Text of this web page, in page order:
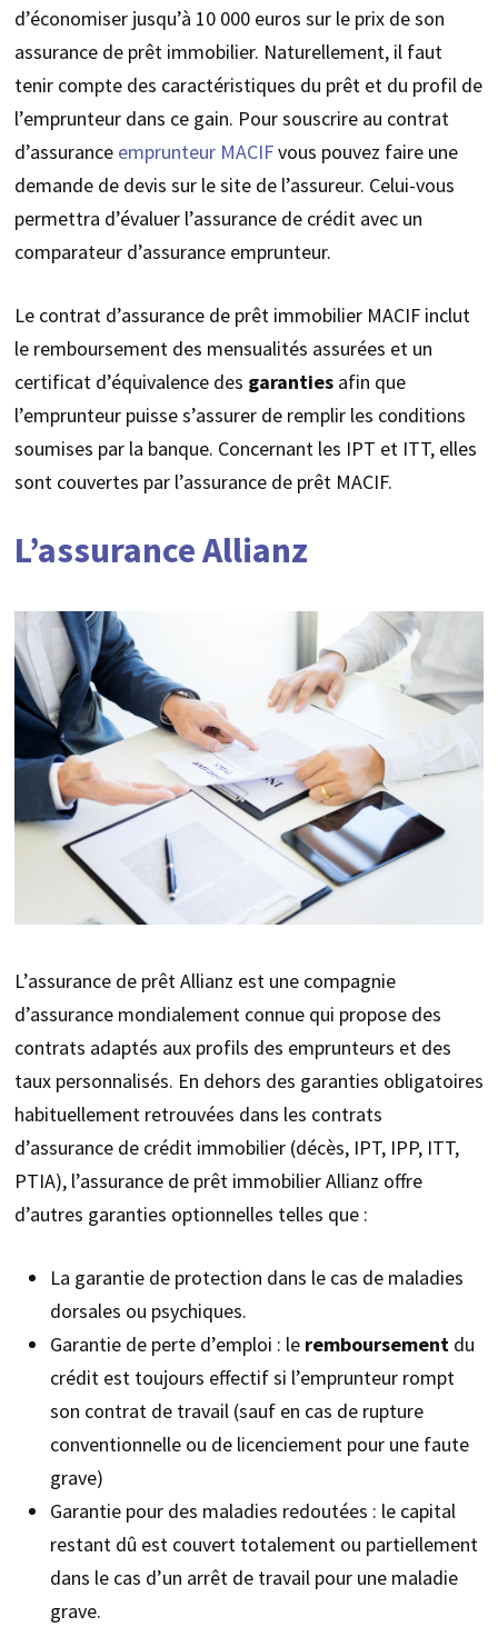
d’économiser jusqu’à 10 000 euros sur le prix de son
assurance de prêt immobilier. Naturellement, il faut
tenir compte des caractéristiques du prêt et du profil de
l’emprunteur dans ce gain. Pour souscrire au contrat
d’assurance emprunteur MACIFvous pouvez faire une
demande de devis sur le site de l’assureur. Celui-vous
permettra d’évaluer l’assurance de crédit avec un
comparateur d’assurance emprunteur.
Le contrat d’assurance de prêt immobilier MACIF inclut
le remboursement des mensualités assurées et un
certificat d’équivalence des garanties afin que
l’emprunteur puisse s’assurer de remplir les conditions
soumises par la banque. Concernant les IPT et ITT, elles
sont couvertes par l’assurance de prêt MACIF.
L’assurance Allianz
L’assurance de prêt Allianz est une compagnie
d’assurance mondialement connue qui propose des
contrats adaptés aux profils des emprunteurs et des
taux personnalisés. En dehors des garanties obligatoires
habituellement retrouvées dans les contrats
d’assurance de crédit immobilier (décès, IPT, IPP, ITT,
PTIA), l’assurance de prêt immobilier Allianz offre
d’autres garanties optionnelles telles que :
La garantie de protection dans le cas de maladies
dorsales ou psychiques.
Garantie de perte d’emploi : le remboursement du
crédit est toujours effectif si l’emprunteur rompt
son contrat de travail (sauf en cas de rupture
conventionnelle ou de licenciement pour une faute
grave)
Garantie pour des maladies redoutées : le capital
restant dû est couvert totalement ou partiellement
dans le cas d’un arrêt de travail pour une maladie
grave.